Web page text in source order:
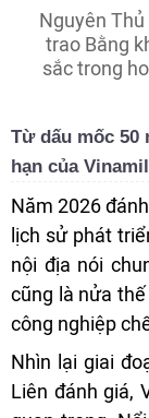
Nguyên
trao Bằng
sắc trong
Từ dấu mốc
hạn của
Năm 2026
lịch sử phát
nội địa nói
cũng là nửa
công nghiệp
Nhìn lại giai
Liên đánh giá,